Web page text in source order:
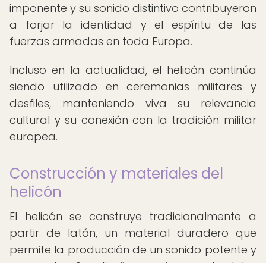
imponente y su sonido distintivo contribuyeron
a forjar la identidad y el espíritu de las
fuerzas armadas en toda Europa.
Incluso en la actualidad, el helicón continúa
siendo utilizado en ceremonias militares y
desfiles, manteniendo viva su relevancia
cultural y su conexión con la tradición militar
europea.
Construcción y materiales del
helicón
El helicón se construye tradicionalmente a
partir de latón, un material duradero que
permite la producción de un sonido potente y